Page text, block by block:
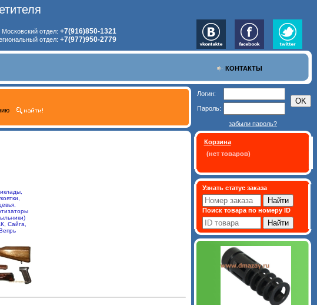
Московский отдел: +7(916)850-1321
отдел: +7(977)950-2779
КОНТАКТЫ
Сайга,
Логин:
Пароль:
забыли пароль?
Корзина
(нет товаров)
Узнать статус заказа
Поиск товара по номеру ID